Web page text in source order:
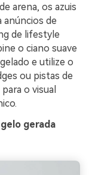
arena, os azuis
anúncios de
de lifestyle
o ciano suave
e utilize o
ou pistas de
o visual
gerada